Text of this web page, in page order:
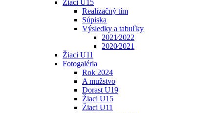
Žiaci U15
Realizačný tím
Súpiska
Výsledky a tabuľky
2021⁄2022
2020⁄2021
Žiaci U11
Fotogaléria
Rok 2024
A mužstvo
Dorast U19
Žiaci U15
Žiaci U11